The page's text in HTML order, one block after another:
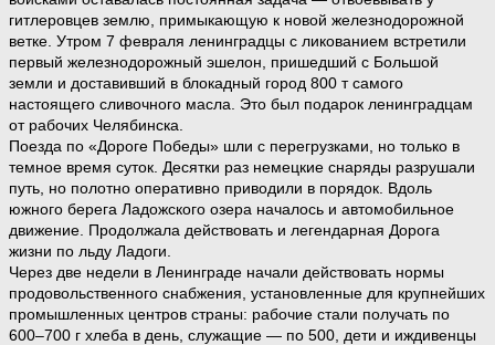
гитлеровцев землю, примыкающую к новой железнодорожной
ветке. Утром 7 февраля ленинградцы с ликованием встретили
первый железнодорожный эшелон, пришедший с Большой
земли и доставивший в блокадный город 800 т самого
настоящего сливочного масла. Это был подарок ленинградцам
от рабочих Челябинска.
Поезда по «Дороге Победы» шли с перегрузками, но только в
темное время суток. Десятки раз немецкие снаряды разрушали
путь, но полотно оперативно приводили в порядок. Вдоль
южного берега Ладожского озера началось и автомобильное
движение. Продолжала действовать и легендарная Дорога
жизни по льду Ладоги.
Через две недели в Ленинграде начали действовать нормы
продовольственного снабжения, установленные для крупнейших
промышленных центров страны: рабочие стали получать по
600–700 г хлеба в день, служащие — по 500, дети и иждивенцы